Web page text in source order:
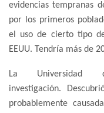
evidencias tempranas
por los primeros
el uso de cierto tipo
EEUU. Tendría más de
La Universidad
investigación.
probablemente